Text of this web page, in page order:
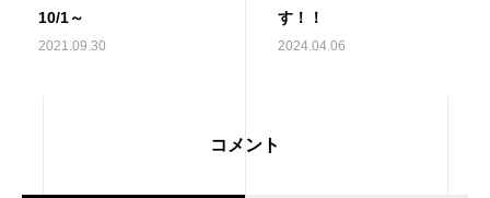
10/1～
2021.09.30
す！！
2024.04.06
コメント